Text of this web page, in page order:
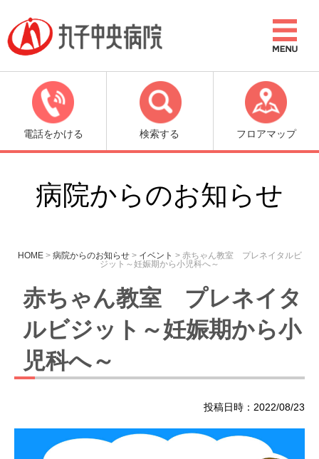
電話をかける 検索する フロアマップ
病院からのお知らせ
HOME> 病院からのお知らせ> イベント > 赤ちゃん教室 プレネイタルビ
ジット～妊娠期から小児科へ～
赤ちゃん教室 プレネイタ
ルビジット～妊娠期から小
児科へ～
投稿日時：2022/08/23